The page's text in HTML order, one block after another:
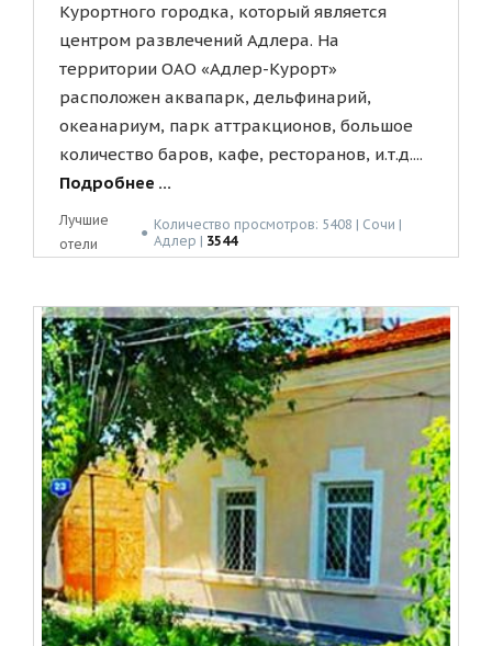
Курортного городка, который является
центром развлечений Адлера. На
территории ОАО «Адлер-Курорт»
расположен аквапарк, дельфинарий,
океанариум, парк аттракционов, большое
количество баров, кафе, ресторанов, и.т.д....
Подробнее ...
Лучшие
отели
● Количество просмотров: 5408 | Сочи |
Адлер | 3544